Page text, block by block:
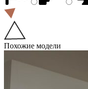
Похожие модели